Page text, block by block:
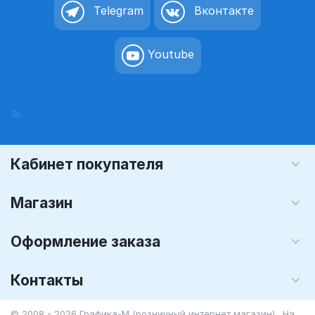
Telegram Вконтакте
Youtube
Кабинет покупателя
Магазин
Оформление заказа
Контакты